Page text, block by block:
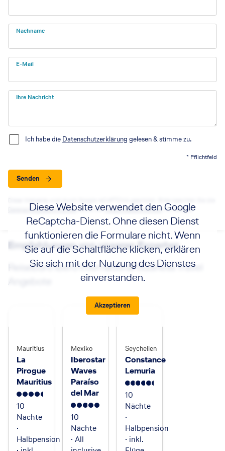
Nachname
E-Mail
Ihre Nachricht
Ich habe die Datenschutzerklärung gelesen & stimme zu.
* Pflichtfeld
Senden
Diese Website verwendet den Google
ReCaptcha-Dienst. Ohne diesen Dienst
funktionieren die Formulare nicht. Wenn
Sie auf die Schaltfläche klicken, erklären
Sie sich mit der Nutzung des Dienstes
einverstanden.
Akzeptieren
Datenschutzbestimmungensowie dieNutzungsbedingungen von Google.
Empfehlungen von unseren Experten
Reisebüro Ibero International Business Travel
Mauritius
La
Pirogue
Mauritius
4.5
10
Nächte
·
Halbpension
Mexiko
Iberostar
Waves
Paraíso
del Mar
5
10
Nächte
· All
Seychellen
Constance
Lemuria
5.5
10
Nächte
·
Halbpension
· inkl.